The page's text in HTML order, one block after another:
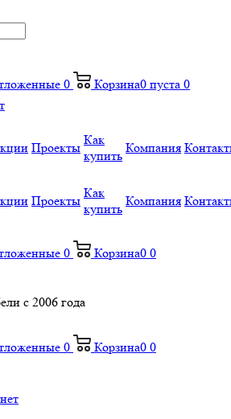
0 Корзина0 пуста 0
Проекты
Как
купить
Компания
Проекты
Как
купить
Компания
0 Корзина0 0
с 2006 года
0 Корзина0 0